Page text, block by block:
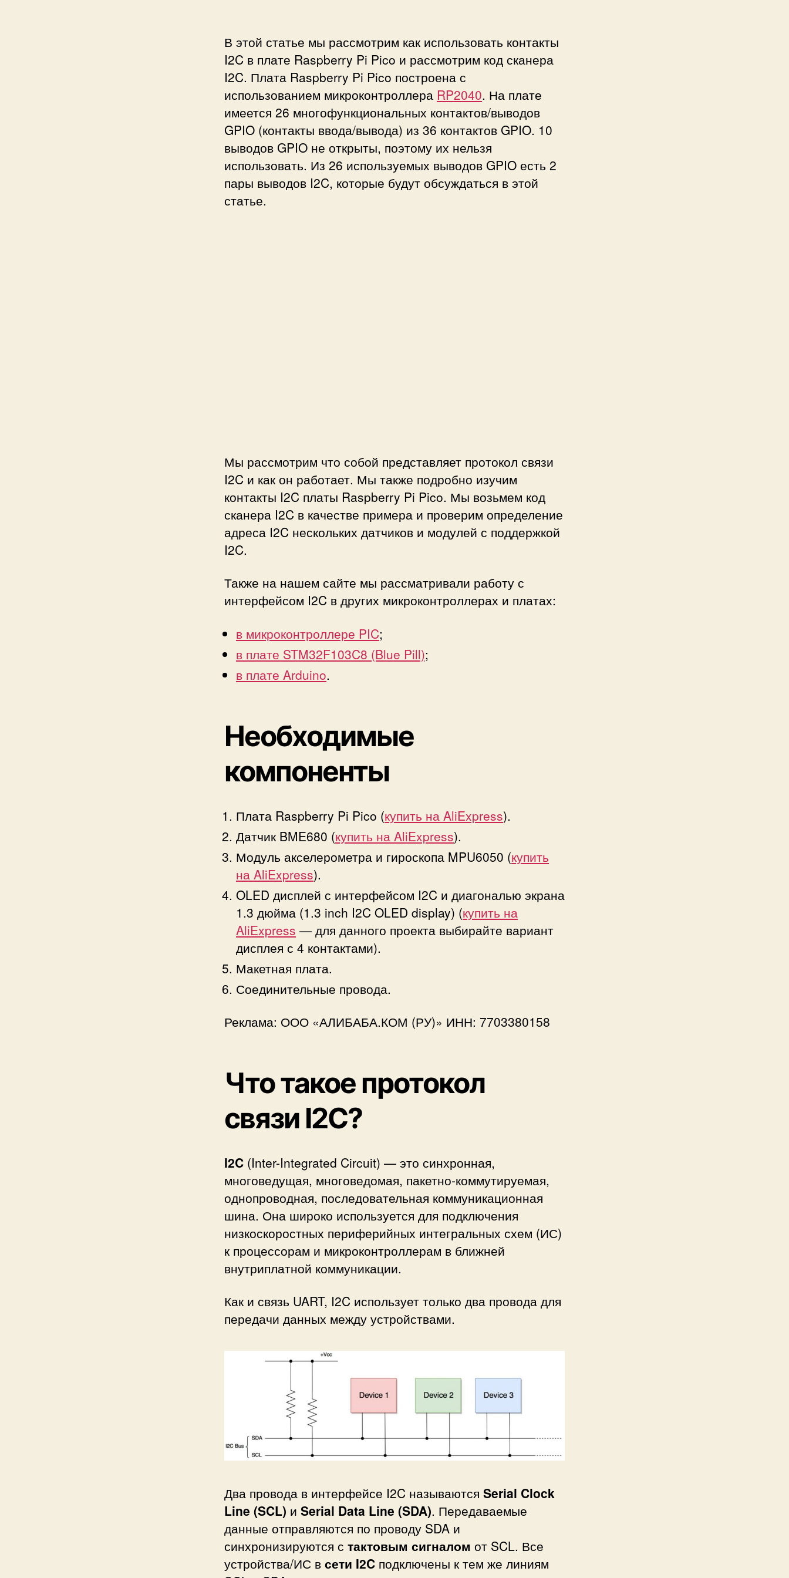
з
о
т
ь
к
т
а
o
В этой статье мы рассмотрим как использовать контакты
I2C в плате Raspberry Pi Pico и рассмотрим код сканера
I2C. Плата Raspberry Pi Pico построена с
использованием микроконтроллера RP2040. На плате
имеется 26 многофункциональных контактов/выводов
GPIO (контакты ввода/вывода) из 36 контактов GPIO. 10
выводов GPIO не открыты, поэтому их нельзя
использовать. Из 26 используемых выводов GPIO есть 2
пары выводов I2C, которые будут обсуждаться в этой
статье.
Мы рассмотрим что собой представляет протокол связи
I2C и как он работает. Мы также подробно изучим
контакты I2C платы Raspberry Pi Pico. Мы возьмем код
сканера I2C в качестве примера и проверим определение
адреса I2C нескольких датчиков и модулей с поддержкой
I2C.
Также на нашем сайте мы рассматривали работу с
интерфейсом I2C в других микроконтроллерах и платах:
в микроконтроллере PIC;
в плате STM32F103C8 (Blue Pill);
в плате Arduino.
Необходимые
компоненты
Плата Raspberry Pi Pico (купить на AliExpress).
Датчик BME680 (купить на AliExpress).
Модуль акселерометра и гироскопа MPU6050 (купить
на AliExpress).
OLED дисплей с интерфейсом I2C и диагональю экрана
1.3 дюйма (1.3 inch I2C OLED display) (купить на
AliExpress — для данного проекта выбирайте вариант
дисплея с 4 контактами).
Макетная плата.
Соединительные провода.
Реклама: ООО «АЛИБАБА.КОМ (РУ)» ИНН: 7703380158
Что такое протокол
связи I2C?
I2C (Inter-Integrated Circuit) — это синхронная,
многоведущая, многоведомая, пакетно-коммутируемая,
однопроводная, последовательная коммуникационная
шина. Она широко используется для подключения
низкоскоростных периферийных интегральных схем (ИС)
к процессорам и микроконтроллерам в ближней
внутриплатной коммуникации.
Как и связь UART, I2C использует только два провода для
передачи данных между устройствами.
Два провода в интерфейсе I2C называются Serial Clock
Line (SCL) и Serial Data Line (SDA). Передаваемые
данные отправляются по проводу SDA и
синхронизируются с тактовым сигналом от SCL. Все
устройства/ИС в сети I2C подключены к тем же линиям